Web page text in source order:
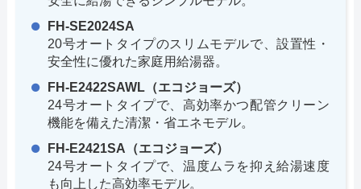
FH-SE2024SA
20号オートタイプのスリムモデルで、設置性・
安全性に優れた家庭用給湯器。
FH-E2422SAWL（エコジョーズ）
24号オートタイプで、高効率かつ配管クリーン
機能を備えた清潔・省エネモデル。
FH-E2421SA（エコジョーズ）
24号オートタイプで、温度ムラを抑え給湯速度
も向上した高効率モデル。